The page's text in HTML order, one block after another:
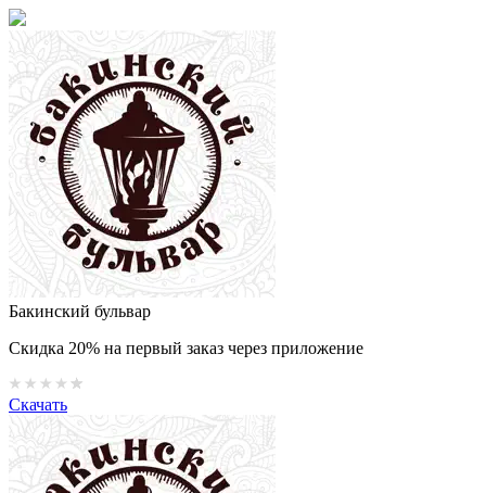
Бакинский бульвар
Скидка 20% на первый заказ через приложение
Скачать